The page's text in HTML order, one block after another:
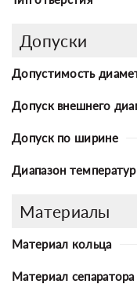
Допуски
Допустимость
Допуск внешнего
Допуск по ширине
Диапазон температур
Материалы
Материал кольца
Материал сепаратора